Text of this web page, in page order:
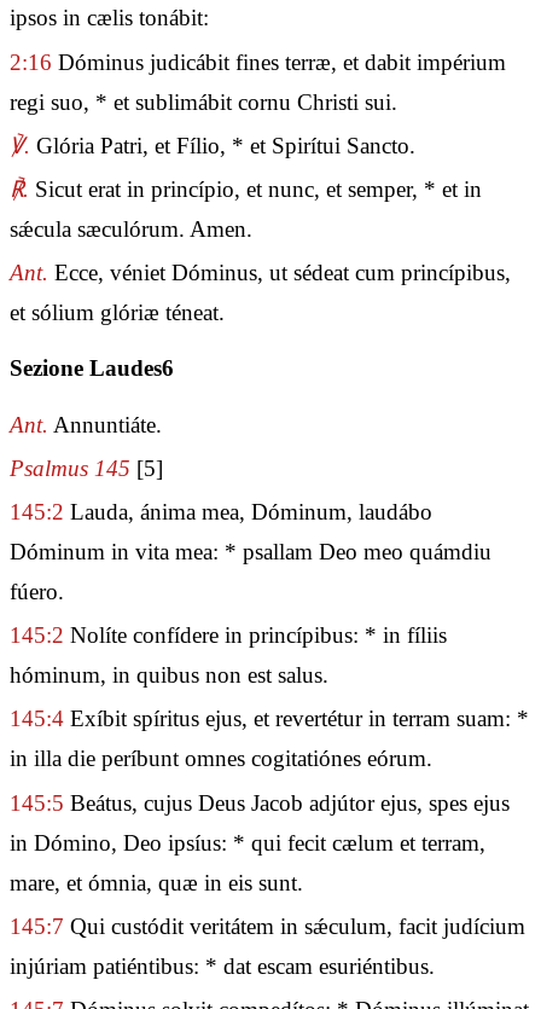
ipsos in cælis tonábit:
2:16 Dóminus judicábit fines terræ, et dabit impérium
regi suo, * et sublimábit cornu Christi sui.
℣. Glória Patri, et Fílio, * et Spirítui Sancto.
℟. Sicut erat in princípio, et nunc, et semper, * et in
sǽcula sæculórum. Amen.
Ant. Ecce, véniet Dóminus, ut sédeat cum princípibus,
et sólium glóriæ téneat.
Sezione Laudes6
Ant. Annuntiáte.
Psalmus 145 [5]
145:2 Lauda, ánima mea, Dóminum, laudábo
Dóminum in vita mea: * psallam Deo meo quámdiu
fúero.
145:2 Nolíte confídere in princípibus: * in fíliis
hóminum, in quibus non est salus.
145:4 Exíbit spíritus ejus, et revertétur in terram suam: *
in illa die períbunt omnes cogitatiónes eórum.
145:5 Beátus, cujus Deus Jacob adjútor ejus, spes ejus
in Dómino, Deo ipsíus: * qui fecit cælum et terram,
mare, et ómnia, quæ in eis sunt.
145:7 Qui custódit veritátem in sǽculum, facit judícium
injúriam patiéntibus: * dat escam esuriéntibus.